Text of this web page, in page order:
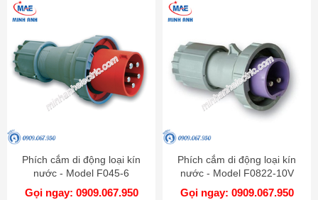
Phích cắm di động loại kín
nước - Model F045-6
Gọi ngay: 0909.067.950
Phích cắm di động loại kín
nước - Model F0822-10V
Gọi ngay: 0909.067.950